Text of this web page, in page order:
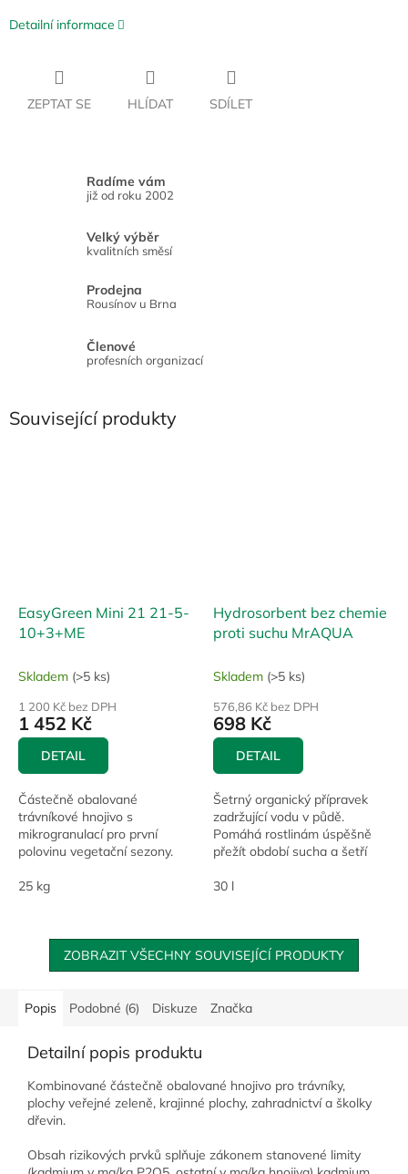
Detailní informace
ZEPTAT SE HLÍDAT SDÍLET
Radíme vám
již od roku 2002
Velký výběr
kvalitních směsí
Prodejna
Rousínov u Brna
Členové
profesních organizací
Související produkty
EasyGreen Mini 21 21-5-
10+3+ME
Skladem (>5 ks)
1 200 Kč bez DPH
1 452 Kč
DETAIL
Částečně obalované
trávníkové hnojivo s
mikrogranulací pro první
polovinu vegetační sezony.
nebo reprezentativní plochy
25 kg
Hydrosorbent bez chemie
proti suchu MrAQUA
Skladem (>5 ks)
576,86 Kč bez DPH
698 Kč
DETAIL
Šetrný organický přípravek
zadržující vodu v půdě.
Pomáhá rostlinám úspěšně
přežít období sucha a šetří
30 l
ZOBRAZIT VŠECHNY SOUVISEJÍCÍ PRODUKTY
Popis Podobné (6) Diskuze Značka
Detailní popis produktu
Kombinované částečně obalované hnojivo pro trávníky,
plochy veřejné zeleně, krajinné plochy, zahradnictví a školky
dřevin.
Obsah rizikových prvků splňuje zákonem stanovené limity